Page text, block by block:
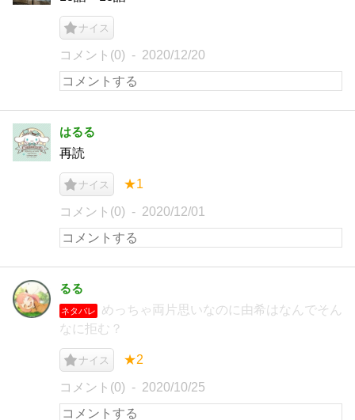
ナイス
コメント(0) 2020/12/20
はるる
再読
ナイス ★1
コメント(0) 2020/12/01
るる
ネタバレ
めっちゃ両片思いなのに由希はなんでそん
なに拒む？
ナイス ★2
コメント(0) 2020/10/25